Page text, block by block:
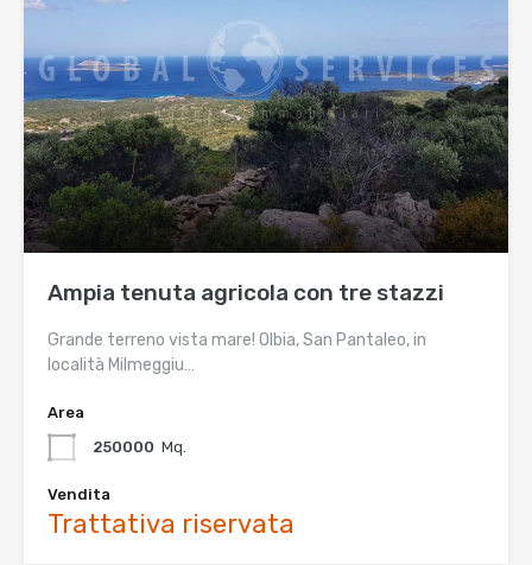
Ampia tenuta agricola con tre stazzi
Grande terreno vista mare! Olbia, San Pantaleo, in
località Milmeggiu…
Area
250000 Mq.
Vendita
Trattativa riservata